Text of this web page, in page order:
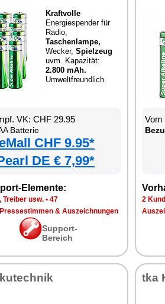
Kraftvolle
Energiespender für
Radio,
Taschenlampe,
Wecker, Spielzeug
uvm. Kapazität:
2.800 mAh.
Umweltfreundlich.
VK: CHF 29.95
Batterie
CHF 9.95*
DE € 7,99*
Elemente:
Treiber usw. • 47
& Auszeichnungen
Support-
Bereich
Vom
2
tka